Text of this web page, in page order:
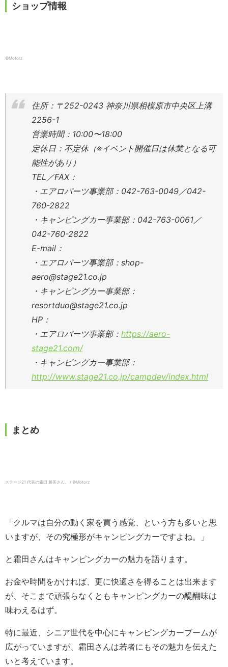
ショップ情報
©︎Motorz
住所：〒252-0243 神奈川県相模原市中央区上溝
2256-1
営業時間：10:00〜18:00
定休日：不定休（※イベント開催日は休業となる可
能性があり）
TEL／FAX：
・エアロパーツ事業部：042-763-0049／042-
760-2822
・キャンピングカー事業部：042-763-0061／
042-760-2822
E-mail：
・エアロパーツ事業部：shop-
aero@stage21.co.jp
・キャンピングカー事業部：
resortduo@stage21.co.jp
HP：
・エアロパーツ事業部： https://aero-
stage21.com/
・キャンピングカー事業部：
http://www.stage21.co.jp/campdev/index.html
まとめ
ステージ21 代表の霜田 勝美さん。 / ©︎Motorz
「クルマは自分の動く家を買う感覚、という方も多いと思
いますが、その究極形がキャンピングカーですよね。」
と霜田さんはキャンピングカーの魅力を語ります。
お金や時間をかければ、更に快適さを得ることは出来ます
が、そこまで頑張らなくともキャンピングカーの醍醐味は
味わえるはず。
特に最近、シニア世代を中心にキャンピングカーブームが
広がっていますが、霜田さんは若者にもその魅力を伝えた
いと考えています。